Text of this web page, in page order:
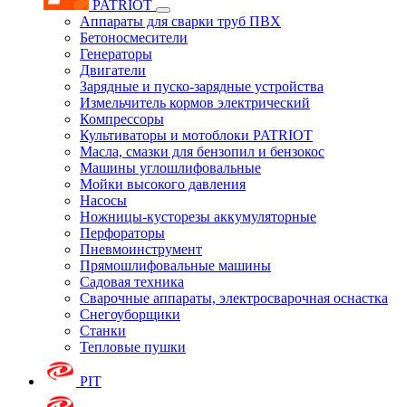
PATRIOT
Аппараты для сварки труб ПВХ
Бетоносмесители
Генераторы
Двигатели
Зарядные и пуско-зарядные устройства
Измельчитель кормов электрический
Компрессоры
Культиваторы и мотоблоки PATRIOT
Масла, смазки для бензопил и бензокос
Машины углошлифовальные
Мойки высокого давления
Насосы
Ножницы-кусторезы аккумуляторные
Перфораторы
Пневмоинструмент
Прямошлифовальные машины
Садовая техника
Сварочные аппараты, электросварочная оснастка
Снегоуборщики
Станки
Тепловые пушки
PIT